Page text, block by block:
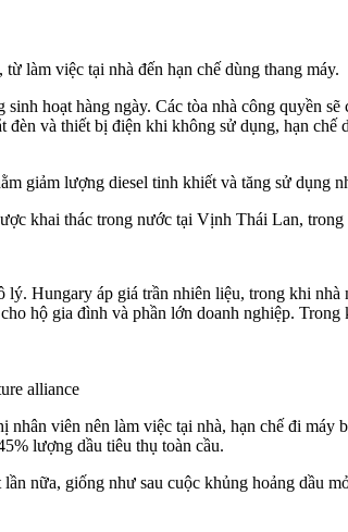
làm việc tại nhà đến hạn chế dùng thang máy.
hoạt hàng ngày. Các tòa nhà công quyền sẽ
và thiết bị điện khi không sử dụng, hạn chế
giảm lượng diesel tinh khiết và tăng sử dụng
khai thác trong nước tại Vịnh Thái Lan,
Hungary áp giá trần nhiên liệu, trong khi
hộ gia đình và phần lớn doanh nghiệp.
alliance
viên nên làm việc tại nhà, hạn chế đi máy
lượng dầu tiêu thụ toàn cầu.
nữa, giống như sau cuộc khủng hoảng dầu